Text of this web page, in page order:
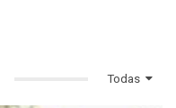
Todas